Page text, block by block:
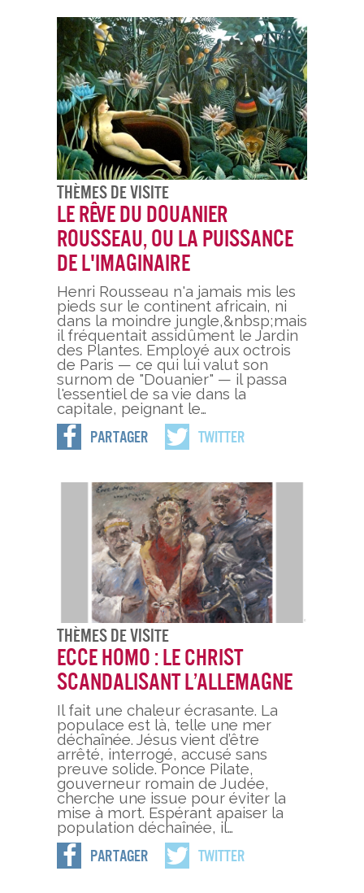
Thèmes De Visite
Le Rêve du douanier
Rousseau, ou la puissance
de l'imaginaire
Henri Rousseau n'a jamais mis les
pieds sur le continent africain, ni
dans la moindre jungle,&nbsp;mais
il fréquentait assidûment le Jardin
des Plantes. Employé aux octrois
de Paris — ce qui lui valut son
surnom de "Douanier" — il passa
l'essentiel de sa vie dans la
capitale, peignant le…
Partager Twitter
Thèmes De Visite
Ecce Homo : le Christ
scandalisant l’Allemagne
Il fait une chaleur écrasante. La
populace est là, telle une mer
déchaînée. Jésus vient d’être
arrêté, interrogé, accusé sans
preuve solide. Ponce Pilate,
gouverneur romain de Judée,
cherche une issue pour éviter la
mise à mort. Espérant apaiser la
population déchaînée, il…
Partager Twitter